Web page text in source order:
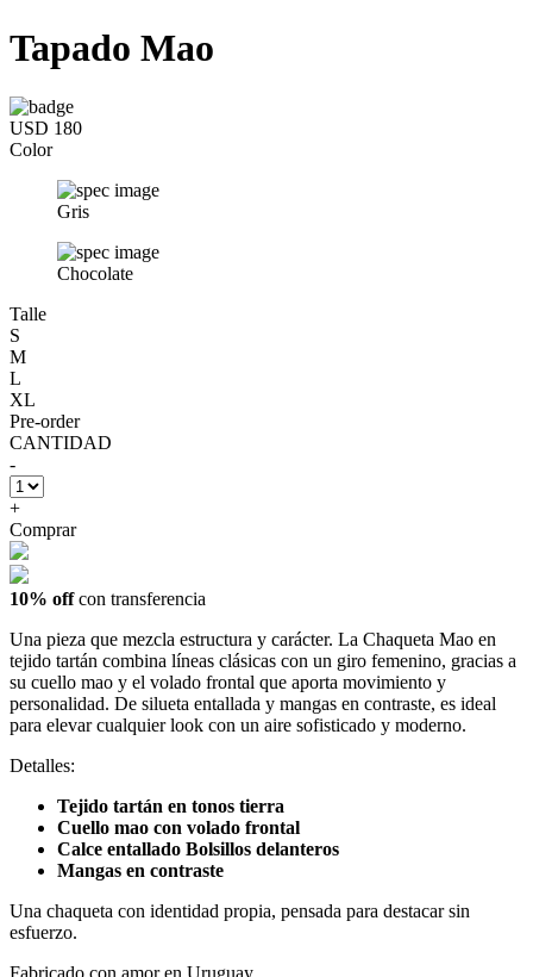
Tapado Mao
USD 180
Color
Gris
Chocolate
Talle
S
M
L
XL
Pre-order
CANTIDAD
-
+
Comprar
10% offcon transferencia
Una pieza que mezcla estructura y carácter. La Chaqueta Mao en
tejido tartán combina líneas clásicas con un giro femenino, gracias a
su cuello mao y el volado frontal que aporta movimiento y
personalidad. De silueta entallada y mangas en contraste, es ideal
para elevar cualquier look con un aire sofisticado y moderno.
Detalles:
Tejido tartán en tonos tierra
Cuello mao con volado frontal
Calce entallado Bolsillos delanteros
Mangas en contraste
Una chaqueta con identidad propia, pensada para destacar sin
esfuerzo.
Fabricado con amor en Uruguay.